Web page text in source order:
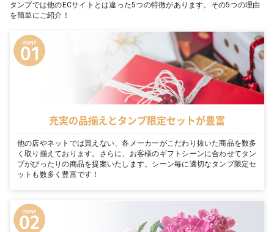
タンプでは他のECサイトとは違った5つの特徴があります。その5つの理由
を簡単にご紹介！
充実の品揃えとタンプ限定セットが豊富
他の店やネットでは買えない、各メーカーがこだわり抜いた商品を数多
く取り揃えております。さらに、お客様のギフトシーンに合わせてタン
プがぴったりの商品を提案いたします。シーン毎に適切なタンプ限定セ
ットも数多く豊富です！